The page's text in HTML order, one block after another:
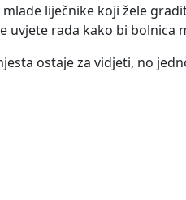
liječnike koji žele
rada kako bi bolnica
ostaje za vidjeti, no